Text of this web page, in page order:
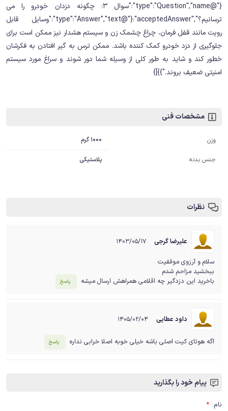
{"@type":"Question","name":"سوال 3: چگونه دزدان خودرو را می
ترسانیم؟","acceptedAnswer":{"@type":"Answer","text":"وسایل قابل
رویت مانند قفل فرمان، چراغ چشمک زن و سیستم هشدار نیز ممکن است برای
جلوگیری از دزد خودرو کمک کننده ‏باشد. ممکن ترس به گیر افتادن به فکرشان
خطور کند و شاید به طور کلی از وسیله شما دور شوند و سراغ مورد سیستم
امنیتی ‏ضعیف بروند.‏"}}]}
مشخصات فنی
وزن 1000 گرم
جنس بدنه پلاستیکی
نظرات
علیرضا گرجی ۱۴۰۳/۰۵/۱۷
سلام و آرزوی موفقیت
ببخشید مزاحم شدم
باخرید این دزدگیر چه اقلامی همراهش ارسال میشه
پاسخ
داود عطایی ۱۴۰۵/۰۲/۰۴
اگه هوتای کیت اصلی باشه خیلی خوبه اصلا خرابی نداره پاسخ
پیام خود را بگذارید
نام:
*